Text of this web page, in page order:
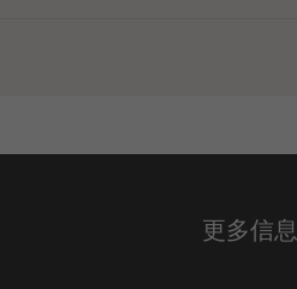
更多信息